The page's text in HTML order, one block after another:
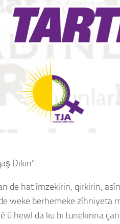
Dikin”.
de hat îmzekirin, qirkirin,
weke berhemeke zîhniyeta
hewl da ku bi tunekirina